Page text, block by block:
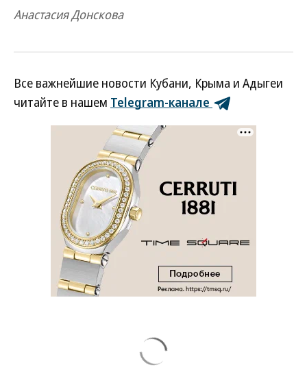
Анастасия Донскова
Все важнейшие новости Кубани, Крыма и Адыгеи
читайте в нашем Telegram-канале